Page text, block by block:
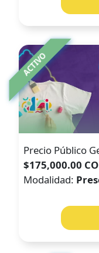
ACTIVO
Image
Precio Público
$175,000.00
Modalidad: